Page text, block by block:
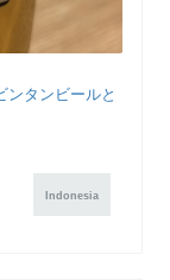
ンタンビールと
Indonesia